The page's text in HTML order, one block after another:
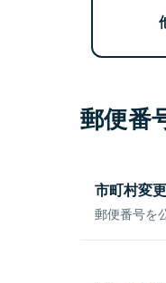
郵便番
市町村変
郵便番号を